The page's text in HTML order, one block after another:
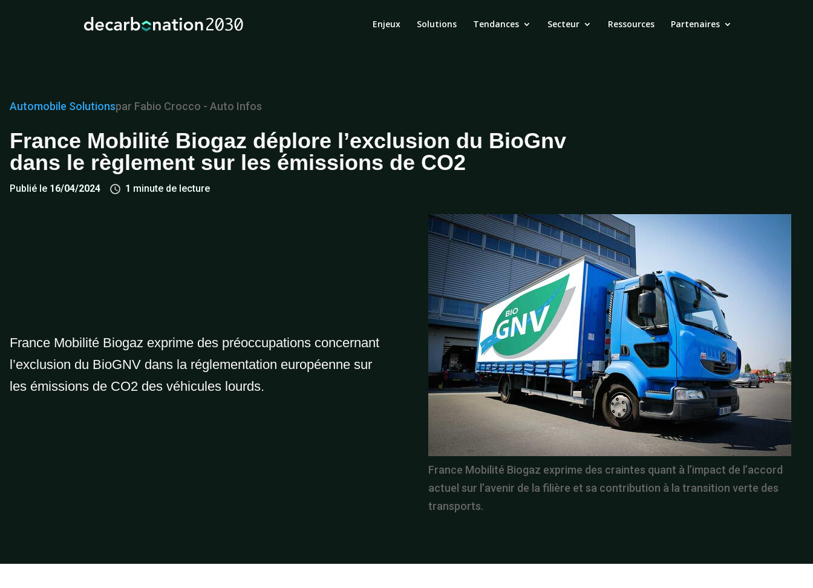
Enjeux Solutions Tendances Secteur Ressources Partenaires
Automobile Solutionspar Fabio Crocco - Auto Infos
France Mobilité Biogaz déplore l’exclusion du BioGnv
dans le règlement sur les émissions de CO2
Publié le 16/04/2024 1 minute de lecture
France Mobilité Biogaz exprime des préoccupations concernant
l’exclusion du BioGNV dans la réglementation européenne sur
les émissions de CO2 des véhicules lourds.
France Mobilité Biogaz exprime des craintes quant à l’impact de l’accord
actuel sur l’avenir de la filière et sa contribution à la transition verte des
transports.